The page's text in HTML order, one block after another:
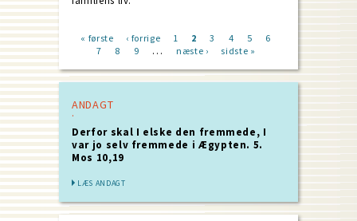
Pagination
First
page
« første
Previous
page
‹ forrige Page
1
Current
page
2 Page
3 Page
4 Page
5 Page
6
7
Page
8 Page
9 …
Next
næste ›
Last
sidste »
ANDAGT
Derfor skal I elske den fremmede, I
var jo selv fremmede i Ægypten. 5.
Mos 10,19
LÆS ANDAGT